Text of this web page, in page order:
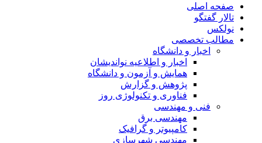
صفحه اصلی
تالار گفتگو
نولکس
مطالب تخصصی
اخبار و دانشگاه
اخبار و اطلاعیه نواندیشان
همایش و آزمون و دانشگاه
پژوهش و گزارش
فناوری و تکنولوژی روز
فنی و مهندسی
مهندسی برق
کامپیوتر و گرافیک
مهندسی شهرسازی